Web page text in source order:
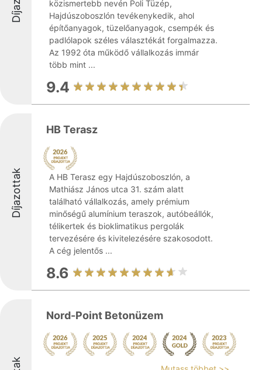
közismertebb nevén Poli Tüzép,
Hajdúszoboszlón tevékenykedik, ahol
építőanyagok, tüzelőanyagok, csempék és
padlólapok széles választékát forgalmazza.
Az 1992 óta működő vállalkozás immár
több mint ...
9.4
Díjazottak
HB Terasz
A HB Terasz egy Hajdúszoboszlón, a
Mathiász János utca 31. szám alatt
található vállalkozás, amely prémium
minőségű alumínium teraszok, autóbeállók,
télikertek és bioklimatikus pergolák
tervezésére és kivitelezésére szakosodott.
A cég jelentős ...
8.6
Nord-Point Betonüzem